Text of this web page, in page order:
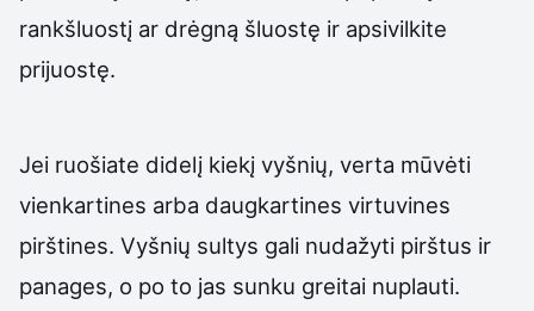
rankšluostį ar drėgną šluostę ir apsivilkite
prijuostę.
Jei ruošiate didelį kiekį vyšnių, verta mūvėti
vienkartines arba daugkartines virtuvines
pirštines. Vyšnių sultys gali nudažyti pirštus ir
panages, o po to jas sunku greitai nuplauti.